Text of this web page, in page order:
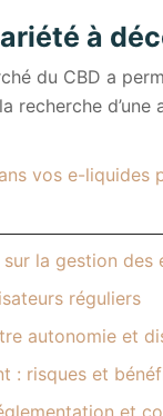
à
du CBD a
recherche
vos e-liquides
la gestion des
réguliers
autonomie et
: risques et
et